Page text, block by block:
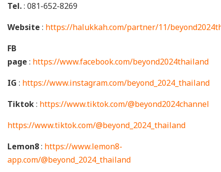
Tel.: 081-652-8269
Website : https://halukkah.com/partner/11/
FB
page : https://www.facebook.com/beyond2024thailand
IG : https://www.instagram.com/beyond_2024_thailand
Tiktok: https://www.tiktok.com/@beyond2024channel
https://www.tiktok.com/@beyond_2024_thailand
Lemon8: https://www.lemon8-
app.com/@beyond_2024_thailand